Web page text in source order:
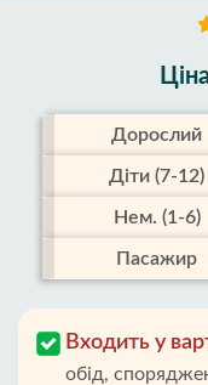
Дорослий
Діти (7-12)
Нем. (1-6)
Пасажир
Входить у
обід,